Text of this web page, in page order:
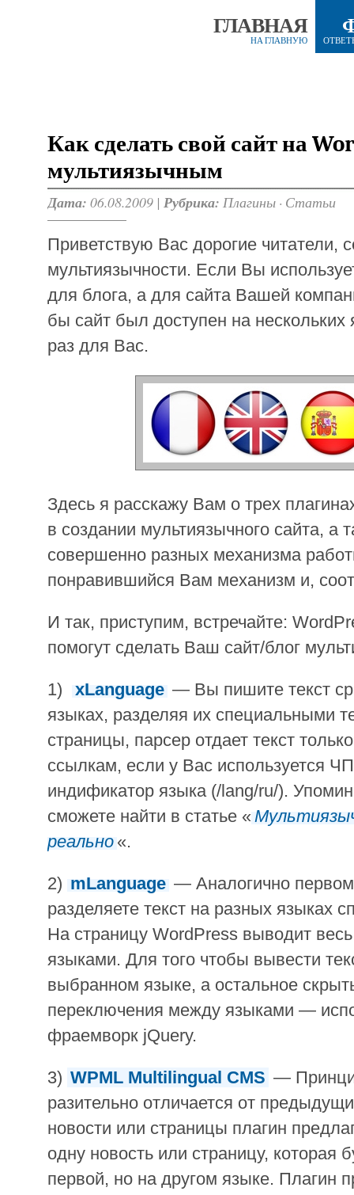
ГЛАВНАЯ
НА ГЛАВНУЮ
Как сделать свой сайт на
мультиязычным
Дата: 06.08.2009 | Рубрика: Плагины · Статьи
Приветствую Вас дорогие читатели,
мультиязычности. Если Вы
для блога, а для сайта Вашей
бы сайт был доступен на нескольких
раз для Вас.
Здесь я расскажу Вам о трех
в создании мультиязычного сайта, а
совершенно разных механизма
понравившийся Вам механизм и,
И так, приступим, встречайте:
помогут сделать Ваш сайт/блог
1) xLanguage — Вы пишите текст
языках, разделяя их специальными
страницы, парсер отдает текст
ссылкам, если у Вас используется
индификатор языка (/lang/ru/).
сможете найти в статье «
реально «.
2) mLanguage — Аналогично
разделяете текст на разных языках
На страницу WordPress выводит
языками. Для того чтобы вывести
выбранном языке, а остальное
переключения между языками —
фраемворк jQuery.
3) WPML Multilingual CMS —
разительно отличается от
новости или страницы плагин
одну новость или страницу, которая
первой, но на другом языке. Плагин